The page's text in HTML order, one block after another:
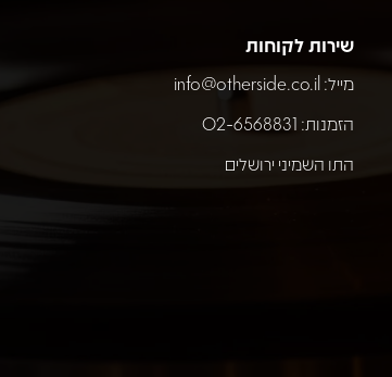
שירות לקוחות
מייל: info@otherside.co.il
הזמנות: 02-6568831
התו השמיני ירושלים